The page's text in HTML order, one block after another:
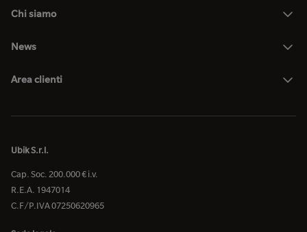
Chi siamo
News
Area clienti
Ubik S.r.l.
Cap. Soc. 200.000 € i.v.
R.E.A. 1947014
C.F/P.IVA 07250620965